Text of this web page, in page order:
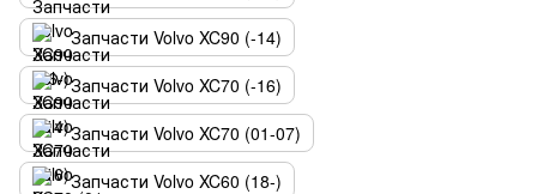
Запчасти Volvo XC90 (-14)
Запчасти Volvo XC70 (-16)
Запчасти Volvo XC70 (01-07)
Запчасти Volvo XC60 (18-)